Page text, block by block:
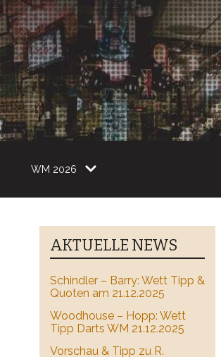
WM 2026
AKTUELLE NEWS
Schindler – Barry: Wett Tipp &
Quoten am 21.12.2025
Woodhouse – Hopp: Wett
Tipp Darts WM 21.12.2025
Vorschau & Tipp zu R.